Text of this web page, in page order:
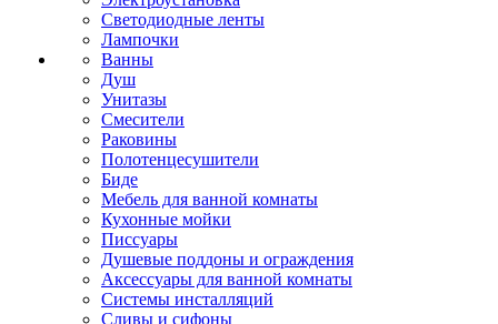
Светодиодные ленты
Лампочки
Ванны
Душ
Унитазы
Смесители
Раковины
Полотенцесушители
Биде
Мебель для ванной комнаты
Кухонные мойки
Писсуары
Душевые поддоны и ограждения
Аксессуары для ванной комнаты
Системы инсталляций
Сливы и сифоны